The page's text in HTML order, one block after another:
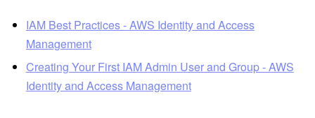
IAM Best Practices - AWS Identity and Access
Management
Creating Your First IAM Admin User and Group - AWS
Identity and Access Management